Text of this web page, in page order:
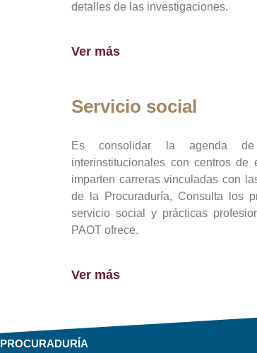
detalles de las investigaciones.
Ver más
Servicio social
Es consolidar la agenda de
interinstitucionales con centros de
imparten carreras vinculadas con
de la Procuraduría, Consulta los
servicio social y prácticas
PAOT ofrece.
Ver más
PROCURADURÍA